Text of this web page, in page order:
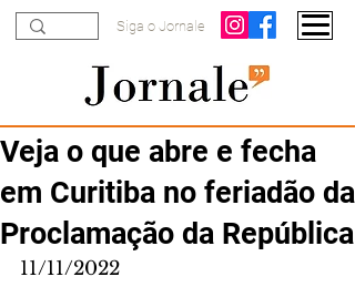
Siga o Jornale
Veja o que abre e fecha
em Curitiba no feriadão da
Proclamação da República
11/11/2022